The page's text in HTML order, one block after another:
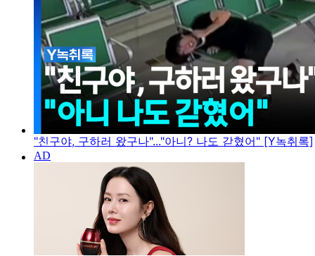
"친구야, 구하러 왔구나"..."아니? 나도 갇혔어" [Y녹취록]